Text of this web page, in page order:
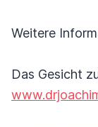
Weitere
Das Gesicht